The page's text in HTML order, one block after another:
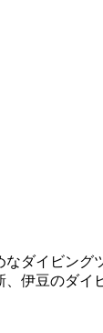
ダイビン
伊豆のダイ